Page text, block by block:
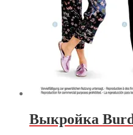
Выкройка